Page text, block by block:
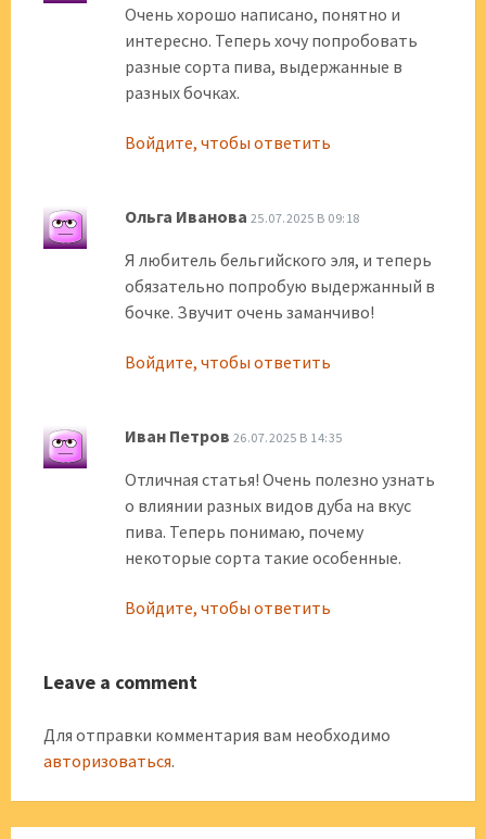
Очень хорошо написано, понятно и
интересно. Теперь хочу попробовать
разные сорта пива, выдержанные в
разных бочках.
Войдите, чтобы ответить
Ольга Иванова 25.07.2025 В 09:18
Я любитель бельгийского эля, и теперь
обязательно попробую выдержанный в
бочке. Звучит очень заманчиво!
Войдите, чтобы ответить
Иван Петров 26.07.2025 В 14:35
Отличная статья! Очень полезно узнать
о влиянии разных видов дуба на вкус
пива. Теперь понимаю, почему
некоторые сорта такие особенные.
Войдите, чтобы ответить
Leave a comment
Для отправки комментария вам необходимо
авторизоваться.